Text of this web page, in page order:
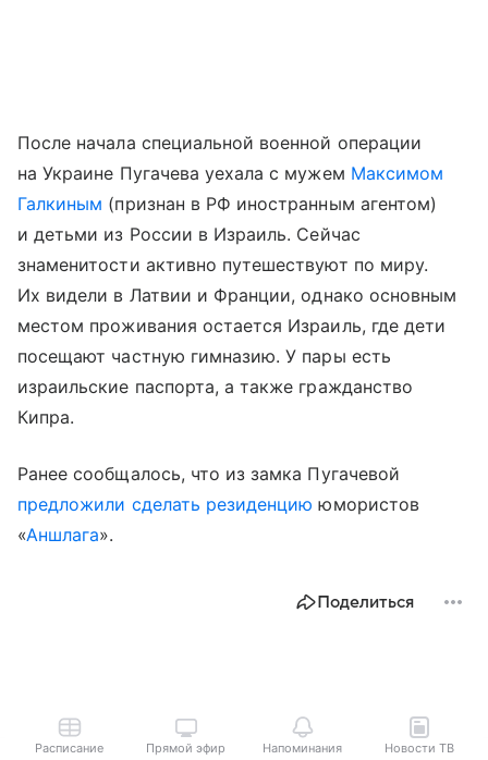
После начала специальной военной операции
на Украине Пугачева уехала с мужем Максимом
Галкиным (признан в РФ иностранным агентом)
и детьми из России в Израиль. Сейчас
знаменитости активно путешествуют по миру.
Их видели в Латвии и Франции, однако основным
местом проживания остается Израиль, где дети
посещают частную гимназию. У пары есть
израильские паспорта, а также гражданство
Кипра.
Ранее сообщалось, что из замка Пугачевой
предложили сделать резиденцию юмористов
«Аншлага».
Поделиться
Расписание Прямой эфир Напоминания Новости ТВ